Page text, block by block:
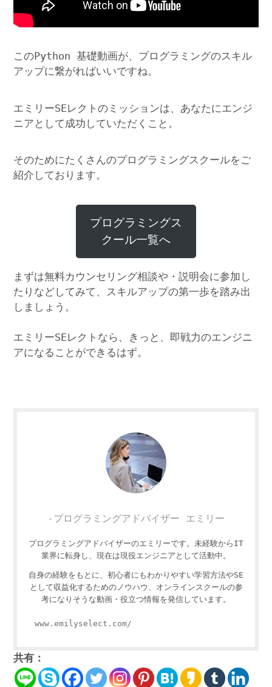
このPython 基礎動画が、プログラミングのスキル
アップに繋がればいいですね。
エミリーSEレクトのミッションは、あなたにエンジ
ニアとして成功していただくこと。
そのためにたくさんのプログラミングスクールをご
紹介しております。
プログラミングス
クール一覧へ
まずは無料カウンセリング相談や・説明会に参加し
たりなどしてみて、スキルアップの第一歩を踏み出
しましょう。
エミリーSEレクトなら、きっと、即戦力のエンジニ
アになることができるはず。
-プログラミングアドバイザー エミリー
プログラミングアドバイザーのエミリーです。未経験からIT
業界に転身し、現在は現役エンジニアとして活動中。
自身の経験をもとに、初心者にもわかりやすい学習方法やSE
として収益化するためのノウハウ、オンラインスクールの参
考になりそうな動画・役立つ情報を発信しています。
www.emilyselect.com/
共有：